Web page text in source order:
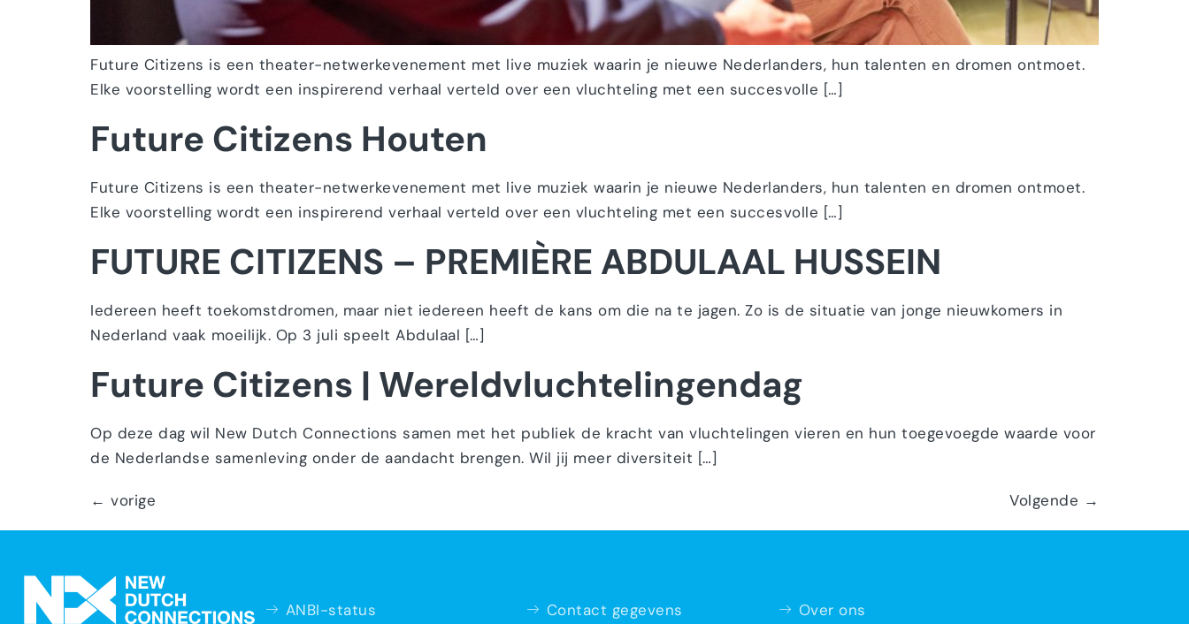
Future Citizens is een theater-netwerkevenement met live muziek waarin je nieuwe Nederlanders, hun talenten en dromen ontmoet.
Elke voorstelling wordt een inspirerend verhaal verteld over een vluchteling met een succesvolle […]
Future Citizens Houten
Future Citizens is een theater-netwerkevenement met live muziek waarin je nieuwe Nederlanders, hun talenten en dromen ontmoet.
Elke voorstelling wordt een inspirerend verhaal verteld over een vluchteling met een succesvolle […]
FUTURE CITIZENS – PREMIÈRE ABDULAAL HUSSEIN
Iedereen heeft toekomstdromen, maar niet iedereen heeft de kans om die na te jagen. Zo is de situatie van jonge nieuwkomers in
Nederland vaak moeilijk. Op 3 juli speelt Abdulaal […]
Future Citizens | Wereldvluchtelingendag
Op deze dag wil New Dutch Connections samen met het publiek de kracht van vluchtelingen vieren en hun toegevoegde waarde voor
de Nederlandse samenleving onder de aandacht brengen. Wil jij meer diversiteit […]
← vorige Volgende →
ANBI-status Contact gegevens Over ons